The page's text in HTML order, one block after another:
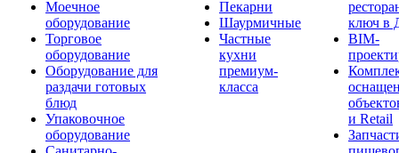
Моечное
оборудование
Торговое
оборудование
Оборудование для
раздачи готовых
блюд
Упаковочное
оборудование
Пекарни
Шаурмичные
Частные
кухни
премиум-
класса
ключ в
BIM-
и Retail